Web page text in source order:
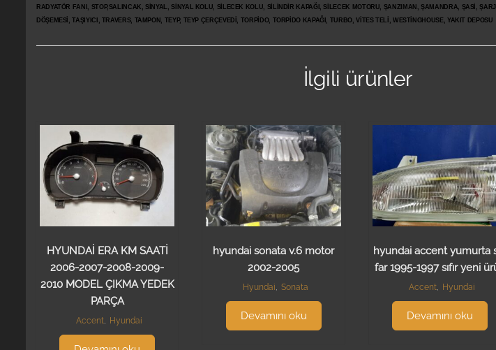
RADYATÖR FANI, STOP,SALINCAK, SİNYAL, SİNYAL KOLU, SİLECEK KOLU, SİLİNDİR KAPAĞI, SİLECEK MOTORU, ŞANZIMAN, ŞAMANDRA, ŞASİ,
DÖŞEMESİ, TAŞIYICI, TRAVERS, TAMPON, TEYP, TEYP ÇERÇEVEDİ, TORPİDO, TORPİDO KAPAĞI, TURBO, VİTES TELİ, WESTİNGHOUSE, YAKIT DEPOSU
İlgili ürünler
HYUNDAİ ERA KM SAATİ
2006-2007-2008-2009-
2010 MODEL ÇIKMA YEDEK
PARÇA
Accent, Hyundai
hyundai sonata v.6 motor
2002-2005
Hyundai, Sonata
Devamını oku
hyundai accent yumurta
far 1995-1997 sıfır yeni
Accent, Hyundai
Devamını oku